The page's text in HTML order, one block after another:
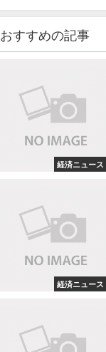
おすすめの記事
経済ニュース
経済ニュース